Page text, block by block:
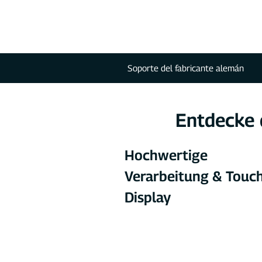
Soporte del fabricante alemán
Entdecke
Hochwertige
Verarbeitung &
Display